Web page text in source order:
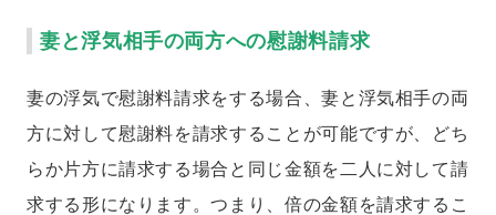
妻と浮気相手の両方への慰謝料請求
妻の浮気で慰謝料請求をする場合、妻と浮気相手の両
方に対して慰謝料を請求することが可能ですが、どち
らか片方に請求する場合と同じ金額を二人に対して請
求する形になります。つまり、倍の金額を請求するこ